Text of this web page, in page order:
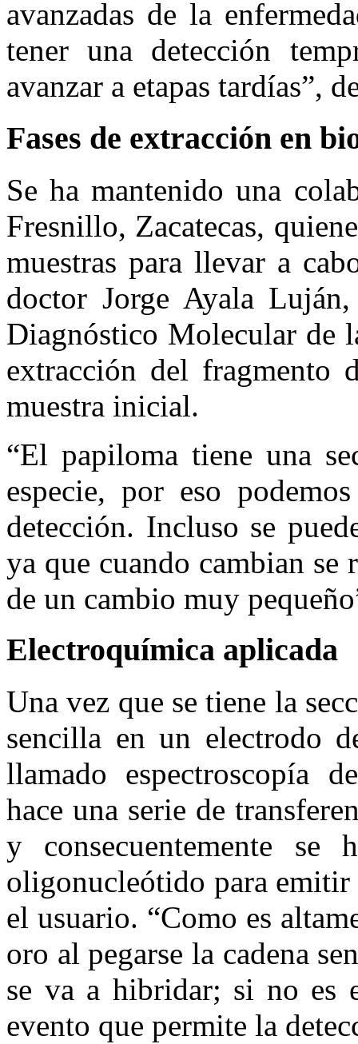
avanzadas de la
tener una detección
avanzar a etapas tardías”,
Fases de extracción en
Se ha mantenido una
Fresnillo, Zacatecas,
muestras para llevar a
doctor Jorge Ayala
Diagnóstico Molecular de
extracción del fragmento
muestra inicial.
“El papiloma tiene una
especie, por eso
detección. Incluso se
ya que cuando cambian
de un cambio muy
Electroquímica aplicada
Una vez que se tiene la
sencilla en un electrodo
llamado espectroscopía
hace una serie de
y consecuentemente se
oligonucleótido para emitir
el usuario. “Como es
oro al pegarse la cadena
se va a hibridar; si no es
evento que permite la